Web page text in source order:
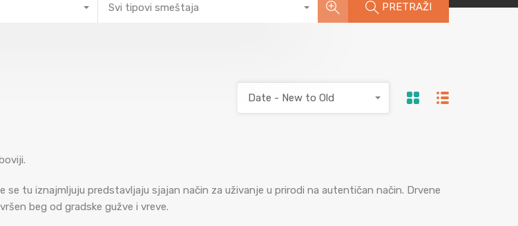
Svi tipovi smeštaja PRETRAŽI
Date - New to Old
tu iznajmljuju predstavljaju sjajan način za uživanje u prirodi na autentičan način. Drvene
beg od gradske gužve i vreve.